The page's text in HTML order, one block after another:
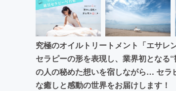
究極のオイルトリートメント「エサレ
セラピーの形を表現し、業界初となる
の人の秘めた想いを宿しながら… セラ
な癒しと感動の世界をお届けします！